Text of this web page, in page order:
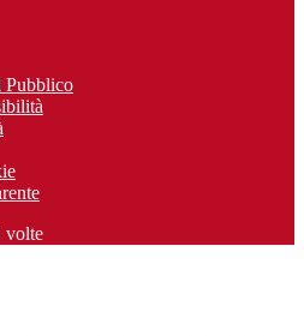
volte